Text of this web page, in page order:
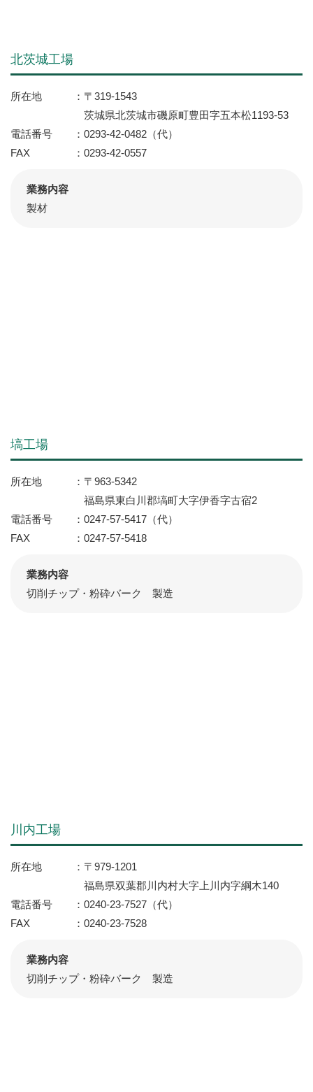
北茨城工場
所在地
〒319-1543
茨城県北茨城市磯原町豊田字五本松1193-53
電話番号
0293-42-0482（代）
FAX
0293-42-0557
業務内容
製材
塙工場
所在地
〒963-5342
福島県東白川郡塙町大字伊香字古宿2
電話番号
0247-57-5417（代）
FAX
0247-57-5418
業務内容
切削チップ・粉砕バーク 製造
川内工場
所在地
〒979-1201
福島県双葉郡川内村大字上川内字綱木140
電話番号
0240-23-7527（代）
FAX
0240-23-7528
業務内容
切削チップ・粉砕バーク 製造